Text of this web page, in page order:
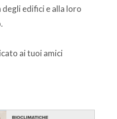
edifici e alla loro
ai tuoi amici